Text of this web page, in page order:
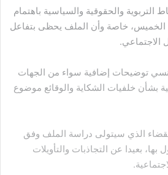
التربوية والحقوقية والسياسية باهتمام
خاصة وأن الملف يحظى بتفاعل
الاجتماعي.
توضيحات إضافية سواء من الجهات
بشأن خلفيات الشكاية والوقائع موضوع
القضاء الذي سيتولى دراسة الملف وفق
بها، بعيدا عن التجاذبات والتأويلات